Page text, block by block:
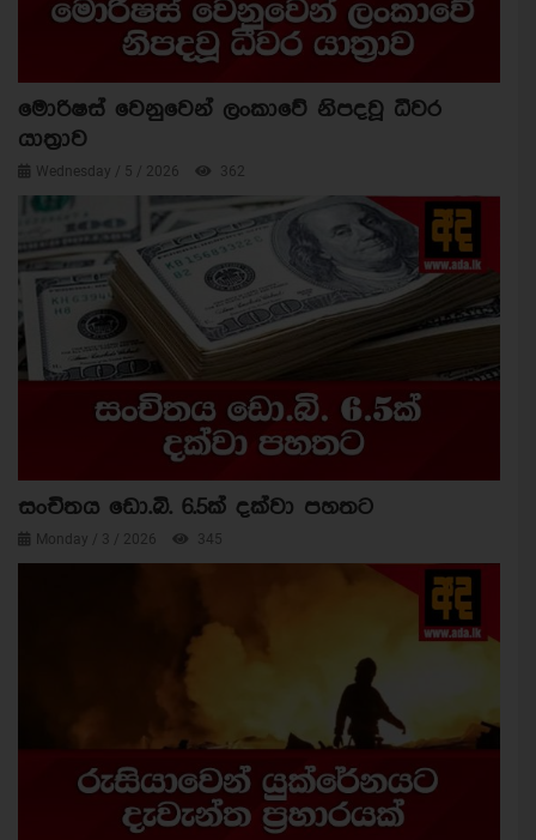
මොරිෂස් වෙනුවෙන් ලංකාවේ නිපදවූ ධීවර
යාත්‍රාව
Wednesday / 5 / 2026 362
සංචිතය ඩො.බි. 6.5ක් දක්වා පහතට
Monday / 3 / 2026 345